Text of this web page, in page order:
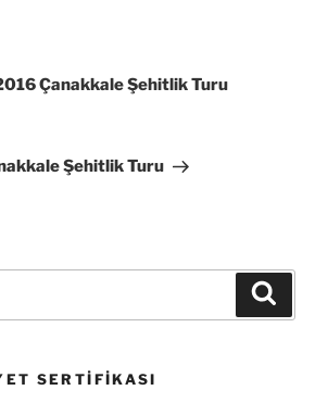
Çanakkale Şehitlik Turu
Şehitlik Turu
SERTIFIKASI